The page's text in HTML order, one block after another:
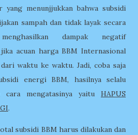
menunjjukkan bahwa subsidi
sampah dan tidak layak secara
dampak negatif
acuan harga BBM Internasional
waktu ke waktu. Jadi, coba saja
energi BBM, hasilnya selalu
cara mengatasinya yaitu HAPUS
.
subsidi BBM harus dilakukan dan